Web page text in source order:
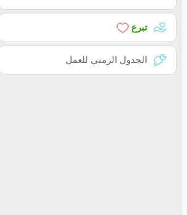
تبرع
الجدول الزمني للعمل